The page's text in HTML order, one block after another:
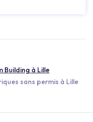
Building à Lille
sans permis à Lille